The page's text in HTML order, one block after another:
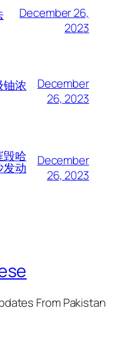
December 26,
2023
铀浓
December
26, 2023
毁哈
发动
December
26, 2023
From Pakistan